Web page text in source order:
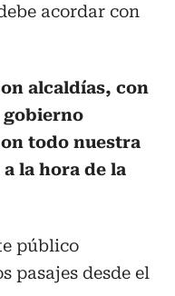
acordar con
alcaldías, con
gobierno
todo nuestra
la hora de la
público
pasajes desde el